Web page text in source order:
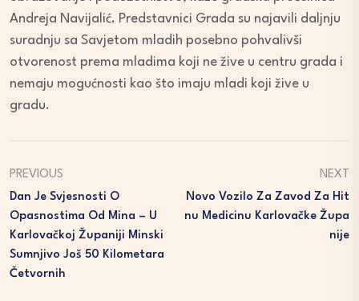
Andreja Navijalić. Predstavnici Grada su najavili daljnju
suradnju sa Savjetom mladih posebno pohvalivši
otvorenost prema mladima koji ne žive u centru grada i
nemaju mogućnosti kao što imaju mladi koji žive u
gradu.
PREVIOUS
Dan Je Svjesnosti O
Opasnostima Od Mina – U
Karlovačkoj Županiji Minski
Sumnjivo Još 50 Kilometara
Četvornih
NEXT
Novo Vozilo Za Zavod Za Hit
Nu Medicinu Karlovačke Župa
Nije